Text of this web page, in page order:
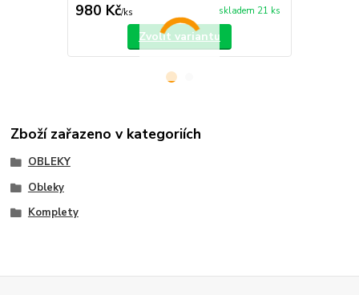
980 Kč/ks skladem 21 ks
Zvolit variantu
Zboží zařazeno v kategoriích
OBLEKY
Obleky
Komplety